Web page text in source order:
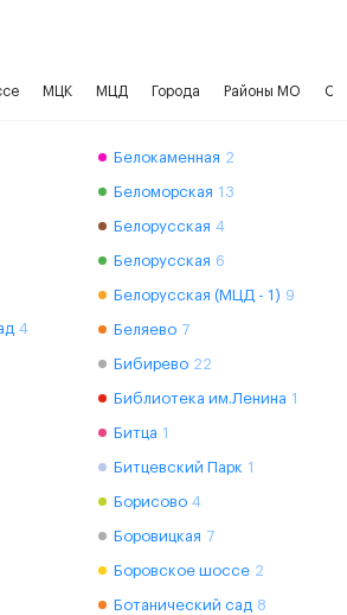
МЦК МЦД Города Районы МО
4
Белокаменная 2
Беломорская 13
Белорусская 4
Белорусская 6
Белорусская (МЦД - 1) 9
Беляево 7
Бибирево 22
Библиотека им.Ленина 1
Битца 1
Битцевский Парк 1
Борисово 4
Боровицкая 7
Боровское шоссе 2
Ботанический сад 8